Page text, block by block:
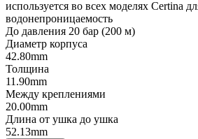
используется во всех моделях Certina
водонепроницаемость
До давления 20 бар (200 м)
Диаметр корпуса
42.80mm
Толщина
11.90mm
Между креплениями
20.00mm
Длина от ушка до ушка
52.13mm